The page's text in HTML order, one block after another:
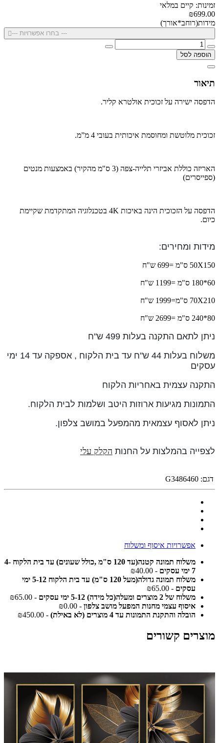
זמינות: קיים במלאי
₪699.00
מידות(רוחב*אורך)
--- בחרו אפשרויות ---
הוספה לסל
תיאור
הדפסה ישירה על זכוכית אולטרא קליר.
זכוכית מלוטשת ומחוסמת איכותית בעובי 4 מ”מ.
האריזה כוללת אביזרי תלייה-צפה (3 ס"מ מהקיר) באמצעות מנטים
(ספייסרים)
הדפסה על הזכוכית הינה באיכות 4K בטכנלוגיה המתקדמת שקיימת
כיום.
מידות ומחירים:
50X150 ס"מ =699 ש"ח
60*180 ס"מ =1199 ש"ח
70X210 ס"מ=1999 ש"ח
80*240 ס"מ =2699 ש"ח
ניתן לתאם התקנה בעלות 499 ש"ח
משלוח בעלות 44 ש"ח עד בית הלקוח , אספקה עד 14 ימי
עסקים
התקנה עצמית באחריות הלקוח
התמונות מגיעות ארוזות היטב ושלמות לבית הלקוח.
ניתן לאסוף עצמאית מהמפעל במושב צלפון.
לצפייה בהמלצות על החנות הקלק עלי
דגם: G3486460
אפשרויות איסוף ומשלוח
משלוח תמונה קטנה(עד 120 ס"מ ,כולל שעונים) עד בית הלקוח 4-
7 ימי עסקים
- ₪40.00
משלוח תמונה גדולה(מעל 120 ס"מ) עד בית הלקוח 5-12 ימי
עסקים - ₪65.00
משלוח של 2 מוצרים ומעלה(כל מידה) 5-12 ימי עסקים
- ₪65.00
איסוף עצמי מחנות המפעל מושב צלפון - ₪0.00
הובלה והתקנת התמונות עד 4 מוצרים (לא באילת)
- ₪450.00
מוצרים קשורים